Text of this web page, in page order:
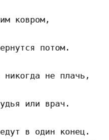
ковром,
потом.
не плачь,
или врач.
в один конец.